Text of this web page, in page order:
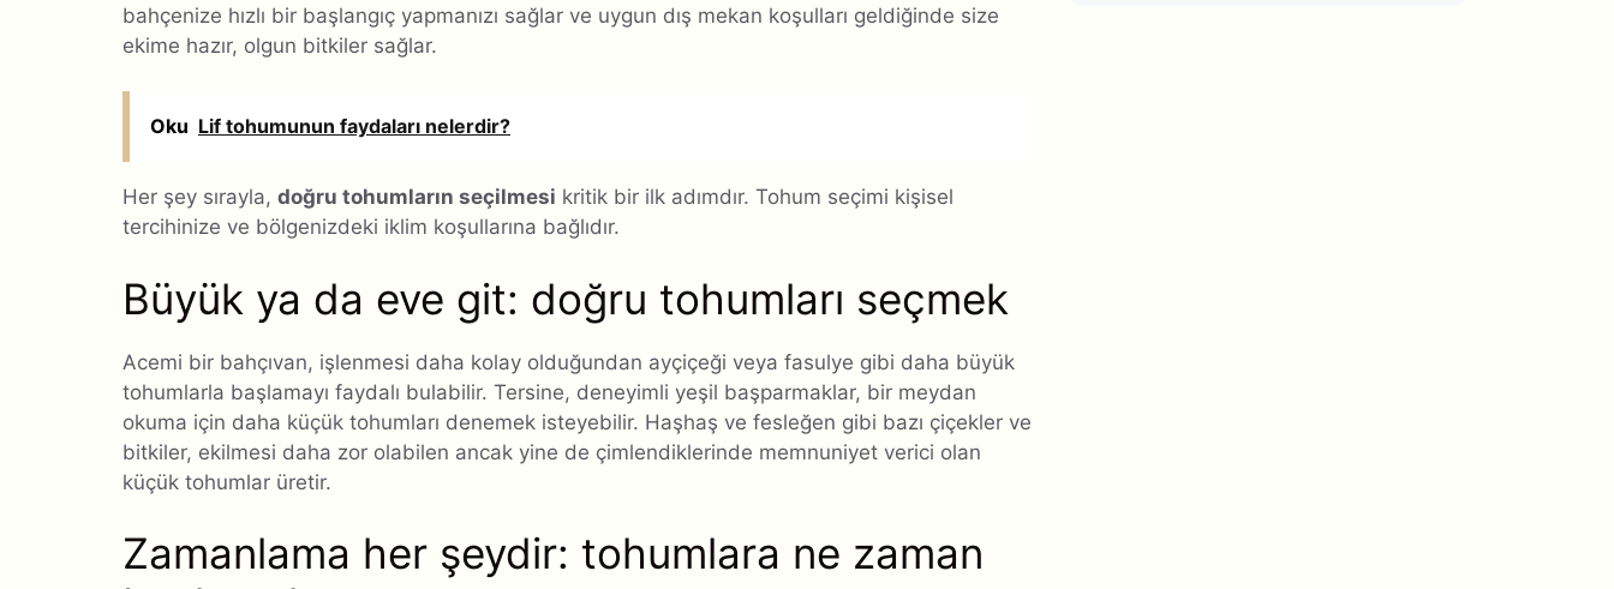
bahçenize hızlı bir başlangıç ​​yapmanızı sağlar ve uygun dış mekan koşulları geldiğinde size
ekime hazır, olgun bitkiler sağlar.
Oku Lif tohumunun faydaları nelerdir?
Her şey sırayla, doğru tohumların seçilmesi kritik bir ilk adımdır. Tohum seçimi kişisel
tercihinize ve bölgenizdeki iklim koşullarına bağlıdır.
Büyük ya da eve git: doğru tohumları seçmek
Acemi bir bahçıvan, işlenmesi daha kolay olduğundan ayçiçeği veya fasulye gibi daha büyük
tohumlarla başlamayı faydalı bulabilir. Tersine, deneyimli yeşil başparmaklar, bir meydan
okuma için daha küçük tohumları denemek isteyebilir. Haşhaş ve fesleğen gibi bazı çiçekler ve
bitkiler, ekilmesi daha zor olabilen ancak yine de çimlendiklerinde memnuniyet verici olan
küçük tohumlar üretir.
Zamanlama her şeydir: tohumlara ne zaman